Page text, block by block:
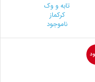
تابه و وک
کرکماز
ناموجود